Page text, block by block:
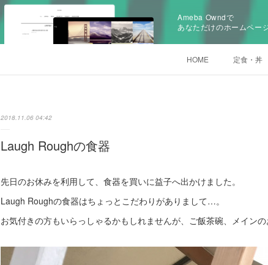
Ameba Owndで
あなただけのホームペー
HOME 定食・丼
2018.11.06 04:42
Laugh Roughの食器
先日のお休みを利用して、食器を買いに益子へ出かけました。
Laugh Roughの食器はちょっとこだわりがありまして…。
お気付きの方もいらっしゃるかもしれませんが、ご飯茶碗、メイン